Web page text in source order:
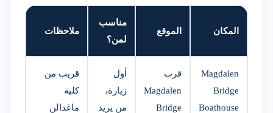
المكان الموقع
مناسب
لمن؟
ملاحظات
Magdalen
Bridge
Boathouse
قرب
Magdalen
Bridge
أول
زيارة،
من يريد
قريب من
كلية
ماغدالن